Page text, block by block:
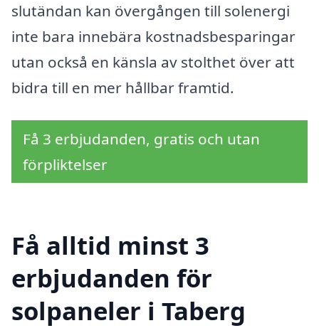
slutändan kan övergången till solenergi
inte bara innebära kostnadsbesparingar
utan också en känsla av stolthet över att
bidra till en mer hållbar framtid.
Få 3 erbjudanden, gratis och utan
förpliktelser
Få alltid minst 3
erbjudanden för
solpaneler i Taberg